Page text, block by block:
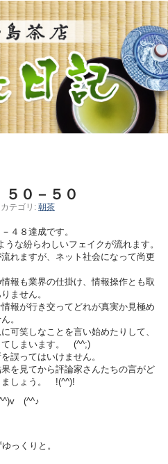
０－５０
カテゴリ: 朝茶
４８達成です。
な紛らわしいフェイクが流れます。
れますが、ネット社会になって尚更
報も業界の仕掛け、情報操作とも取
ません。
報が行き交ってどれが真実か見極め
。
可笑しなことを言い始めたりして、
てしまいます。 (^^;)
誤ってはいけません。
を見てから評論家さんたちの言がど
ましょう。 !(^^)!
(^^♪
っくりと。